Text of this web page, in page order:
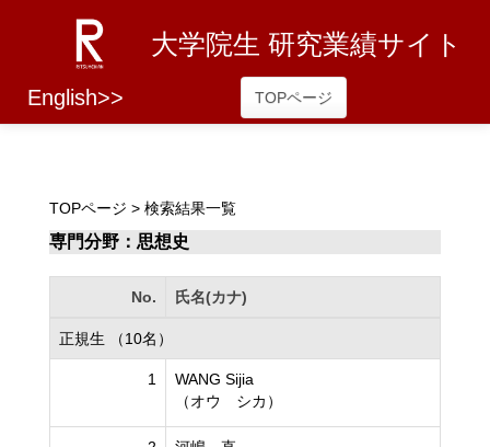
大学院生 研究業績サイト
English>> TOPページ
TOPページ > 検索結果一覧
専門分野：思想史
No. 氏名(カナ)
正規生 （10名）
1
WANG Sijia
（オウ シカ）